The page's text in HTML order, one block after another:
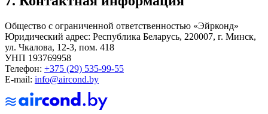
Общество с ограниченной ответственностью «Эйрконд»
Юридический адрес: Республика Беларусь, 220007, г. Минск,
ул. Чкалова, 12-3, пом. 418
УНП 193769958
Телефон: +375 (29) 535-99-55
E-mail: info@aircond.by